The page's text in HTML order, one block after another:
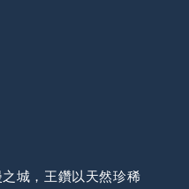
城，王鑽以天然珍稀